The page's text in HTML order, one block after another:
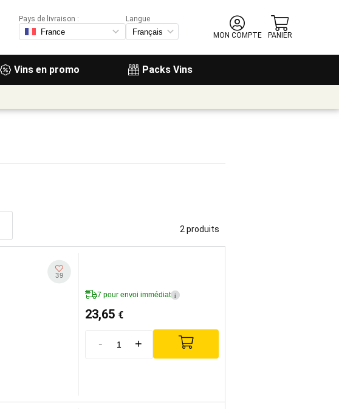
Vins en promo Packs Vins
Pays de livraison :
Langue
MON COMPTE
PANIER
2 produits
39
7 pour envoi immédiat i
23,65 €
- +